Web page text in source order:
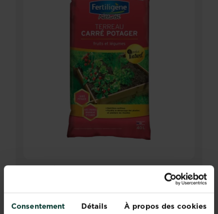
Consentement Détails À propos des cookies
Fertiligène terreau carré potager